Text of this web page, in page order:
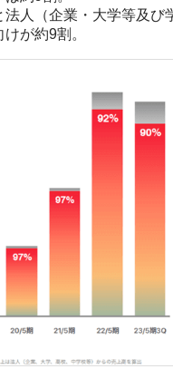
人（企業・大学等及び
が約9割。